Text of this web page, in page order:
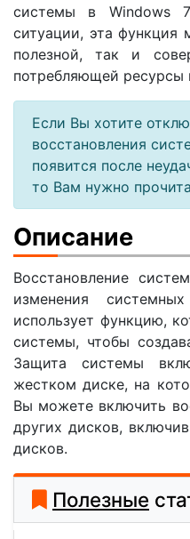
системы в Windows
ситуации, эта функция
полезной, так и
потребляющей ресурсы
Если Вы хотите
восстановления
появится после
то Вам нужно
Описание
Восстановление
изменения
использует функцию,
системы, чтобы
Защита системы
жестком диске, на
Вы можете включить
других дисков,
дисков.
Полезные